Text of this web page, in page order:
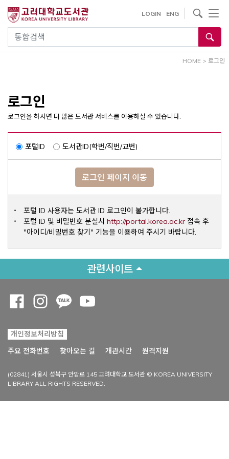
건
통합검색
LOGIN ENG
사이트내 검색
HOME > 로그인
로그인
로그인을 하시면 더 많은 도서관 서비스를 이용하실 수 있습니다.
포털ID 도서관ID(학번/직번/교번)
로그인 페이지 이동
포털 ID 사용자는 도서관 ID 로그인이 불가합니다.
포털 ID 및 비밀번호 분실시 http://portal.korea.ac.krOpens a
접속 후
"아이디/비밀번호 찾기" 기능을 이용하여 주시기 바랍니다.
관련사이트
개인정보처리방침
주요 전화번호
찾아오는 길 개관시간 원격지원
(02841) 서울시 성북구 안암로 145 고려대학교 도서관 © KOREA UNIVERSITY
LIBRARY ALL RIGHTS RESERVED.
Opens a new window
Opens a new window
Opens a new window